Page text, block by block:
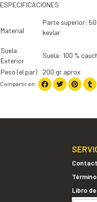
ESPECIFICACIONES
Material
Parte superior: 50
kevlar
Suela
Exterior
Suela: 100 %
Peso (el par)
200 gr aprox
Compartir en:
Libro